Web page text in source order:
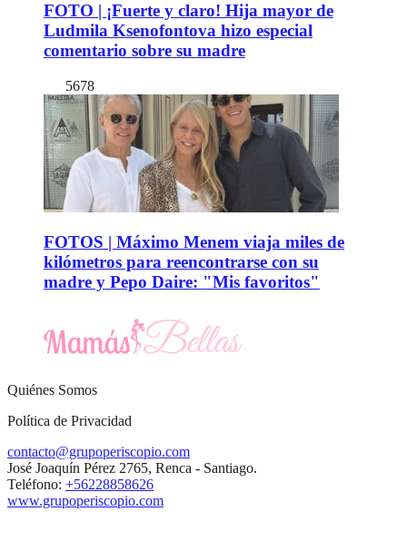
FOTO | ¡Fuerte y claro! Hija mayor de
Ludmila Ksenofontova hizo especial
comentario sobre su madre
5678
FOTOS | Máximo Menem viaja miles de
kilómetros para reencontrarse con su
madre y Pepo Daire: "Mis favoritos"
Quiénes Somos
Política de Privacidad
contacto@grupoperiscopio.com
José Joaquín Pérez 2765, Renca - Santiago.
Teléfono: +56228858626
www.grupoperiscopio.com